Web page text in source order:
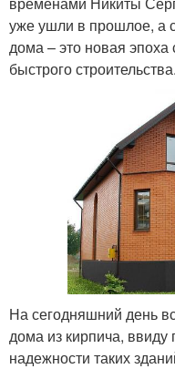
уже ушли в прошлое, а
дома – это новая эпоха
быстрого строительства.
На сегодняшний день
дома из кирпича, ввиду
надежности таких